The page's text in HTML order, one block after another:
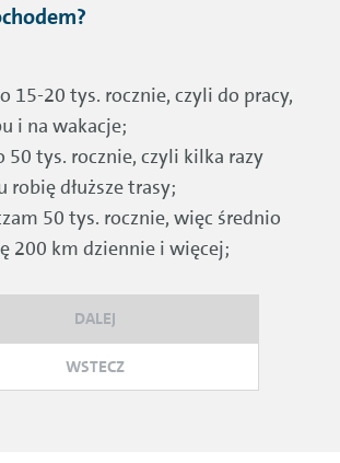
rocznie, czyli do pracy,
do sklepu i na wakacje;
czyli kilka razy
miesiącu robię dłuższe trasy;
rocznie, więc średnio
pokonuję 200 km dziennie i więcej;
WSTECZ
DALEJ